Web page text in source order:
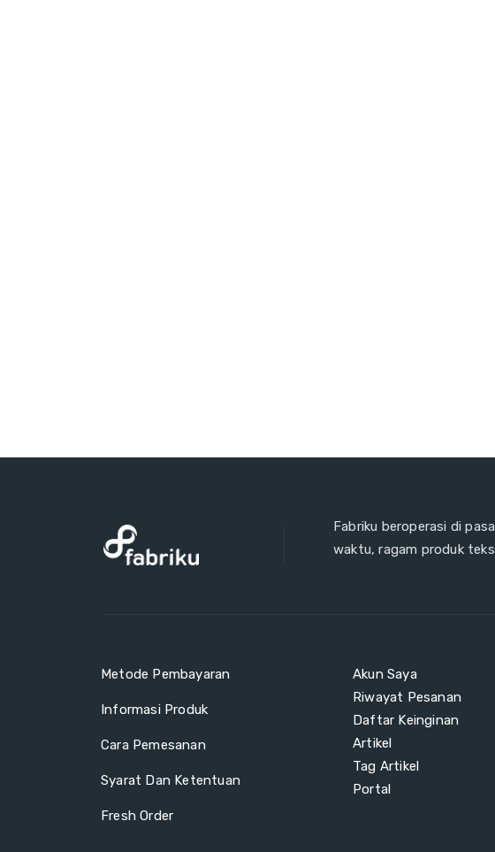
Fabriku beroperasi di
waktu, ragam produk
Metode Pembayaran
Informasi Produk
Cara Pemesanan
Syarat Dan Ketentuan
Fresh Order
Akun Saya
Riwayat Pesanan
Daftar Keinginan
Artikel
Tag Artikel
Portal